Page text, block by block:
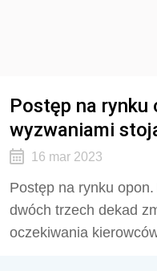
Postęp na rynku
wyzwaniami
16 mar 2023
Postęp na rynku
dwóch trzech dekad
oczekiwania